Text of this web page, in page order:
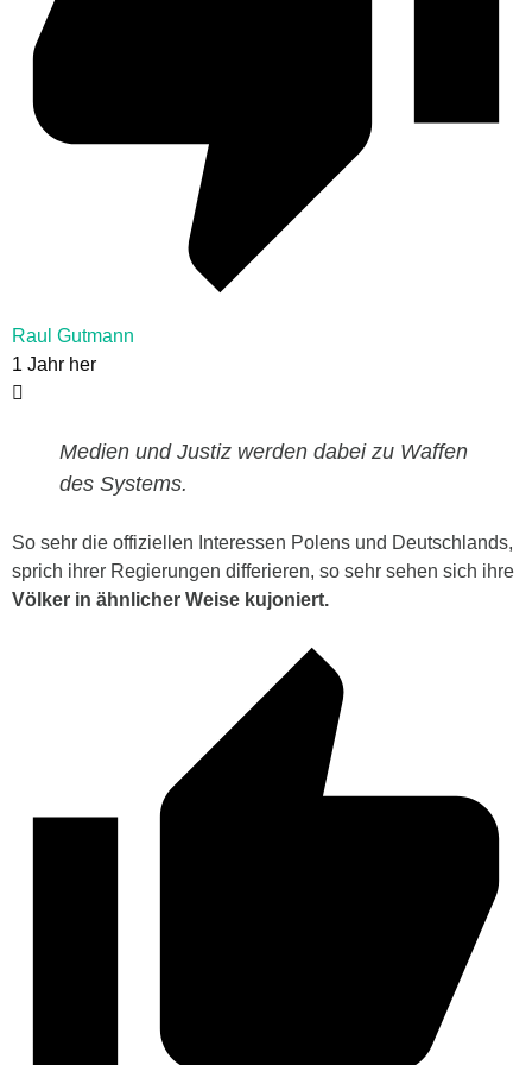
Raul Gutmann
1 Jahr her
Medien und Justiz werden dabei zu Waffen
des Systems.
So sehr die offiziellen Interessen Polens und Deutschlands,
sprich ihrer Regierungen differieren, so sehr sehen sich ihre
Völker in ähnlicher Weise kujoniert.